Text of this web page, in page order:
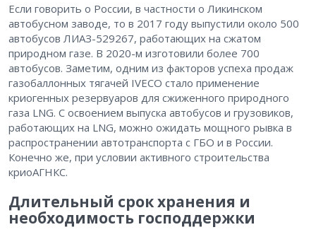
Если говорить о России, в частности о Ликинском
автобусном заводе, то в 2017 году выпустили около 500
автобусов ЛИАЗ-529267, работающих на сжатом
природном газе. В 2020-м изготовили более 700
автобусов. Заметим, одним из факторов успеха продаж
газобаллонных тягачей IVECO стало применение
криогенных резервуаров для сжиженного природного
газа LNG. С освоением выпуска автобусов и грузовиков,
работающих на LNG, можно ожидать мощного рывка в
распространении автотранспорта с ГБО и в России.
Конечно же, при условии активного строительства
криоАГНКС.
Длительный срок хранения и
необходимость господдержки